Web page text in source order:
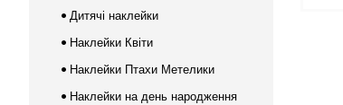
Дитячі наклейки
Наклейки Квіти
Наклейки Птахи Метелики
Наклейки на день народження